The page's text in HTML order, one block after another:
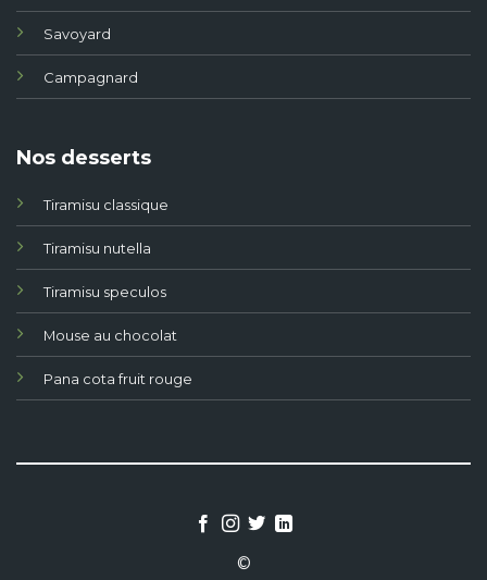
Savoyard
Campagnard
Nos desserts
Tiramisu classique
Tiramisu nutella
Tiramisu speculos
Mouse au chocolat
Pana cota fruit rouge
©